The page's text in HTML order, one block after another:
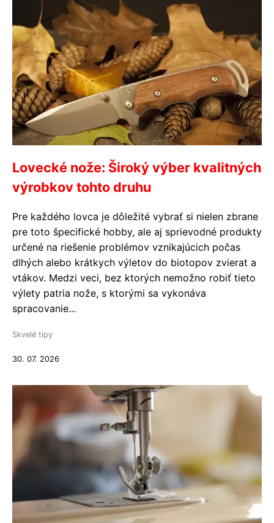
Lovecké nože: Široký výber kvalitných
výrobkov tohto druhu
Pre každého lovca je dôležité vybrať si nielen zbrane
pre toto špecifické hobby, ale aj sprievodné produkty
určené na riešenie problémov vznikajúcich počas
dlhých alebo krátkych výletov do biotopov zvierat a
vtákov. Medzi veci, bez ktorých nemožno robiť tieto
výlety patria nože, s ktorými sa vykonáva
spracovanie...
Skvelé tipy
30. 07. 2026